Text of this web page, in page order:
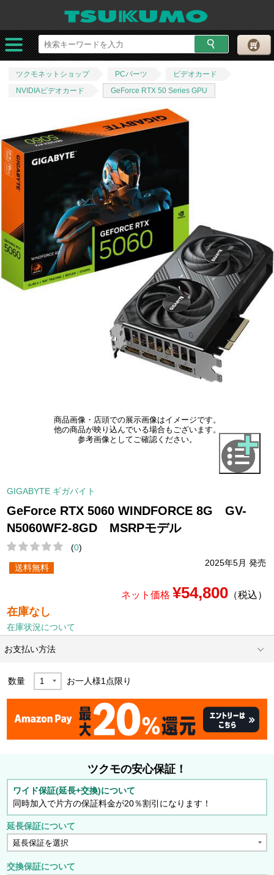
ツクモネットショップ PCパーツ
ビデオカード
NVIDIAビデオカード
GeForce RTX 50 Series GPU
商品画像・店頭での展示画像はイメージです。
他の商品が映り込んでいる場合もございます。
参考画像としてご確認ください。
GIGABYTE ギガバイト
GeForce RTX 5060 WINDFORCE 8G GV-
N5060WF2-8GD MSRPモデル
(0)
2025年5月 発売
送料無料
ネット価格 ¥54,800（税込）
在庫なし
在庫状況について
お支払い方法
数量 お一人様1点限り
ツクモの安心保証！
ワイド保証(延長+交換)について
同時加入で片方の保証料金が20％割引になります！
延長保証について
交換保証について